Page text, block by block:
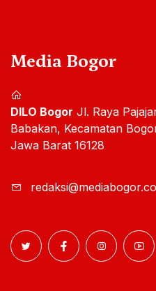
Media Bogor
DILO Bogor Jl. Raya
Babakan, Kecamatan
Jawa Barat 16128
redaksi@mediabogor.co